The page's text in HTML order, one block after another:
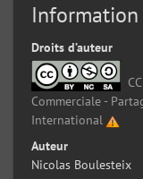
Information
Droits d’auteur
Commerciale -
International
Auteur
Nicolas Boulesteix